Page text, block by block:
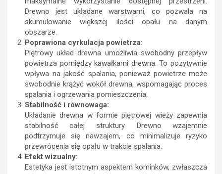
Drewno jest układane warstwami, co pozwala na
skumulowanie większej ilości opału na danym
obszarze.
Poprawiona cyrkulacja powietrza:
Piętrowy układ drewna umożliwia swobodny przepływ
powietrza pomiędzy kawałkami drewna. To pozytywnie
wpływa na jakość spalania, ponieważ powietrze może
swobodnie krążyć wokół drewna, wspomagając proces
spalania i ogrzewania pomieszczenia.
Stabilność i równowaga:
Układanie drewna w formie piętrowej wieży zapewnia
stabilność całej struktury. Drewno wzajemnie
podtrzymuje się nawzajem, co minimalizuje ryzyko
przewrócenia się opału w trakcie spalania.
Efekt wizualny:
Estetyka jest istotnym aspektem kominków, zwłaszcza